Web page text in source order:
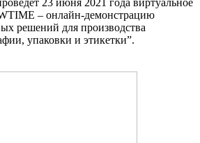
23 июня 2021 года виртуальное
– онлайн-демонстрацию
решений для производства
упаковки и этикетки”.